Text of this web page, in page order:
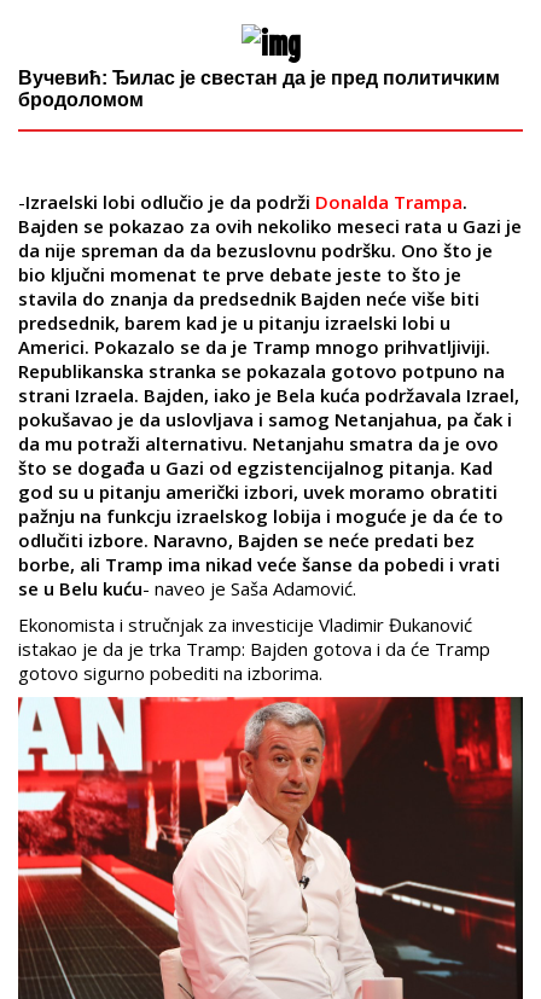
Вучевић: Ђилас је свестан да је пред политичким
бродоломом
-Izraelski lobi odlučio je da podrži Donalda Trampa.
Bajden se pokazao za ovih nekoliko meseci rata u Gazi je
da nije spreman da da bezuslovnu podršku. Ono što je
bio ključni momenat te prve debate jeste to što je
stavila do znanja da predsednik Bajden neće više biti
predsednik, barem kad je u pitanju izraelski lobi u
Americi. Pokazalo se da je Tramp mnogo prihvatljiviji.
Republikanska stranka se pokazala gotovo potpuno na
strani Izraela. Bajden, iako je Bela kuća podržavala Izrael,
pokušavao je da uslovljava i samog Netanjahua, pa čak i
da mu potraži alternativu. Netanjahu smatra da je ovo
što se događa u Gazi od egzistencijalnog pitanja. Kad
god su u pitanju američki izbori, uvek moramo obratiti
pažnju na funkcju izraelskog lobija i moguće je da će to
odlučiti izbore. Naravno, Bajden se neće predati bez
borbe, ali Tramp ima nikad veće šanse da pobedi i vrati
se u Belu kuću- naveo je Saša Adamović.
Ekonomista i stručnjak za investicije Vladimir Đukanović
istakao je da je trka Tramp: Bajden gotova i da će Tramp
gotovo sigurno pobediti na izborima.